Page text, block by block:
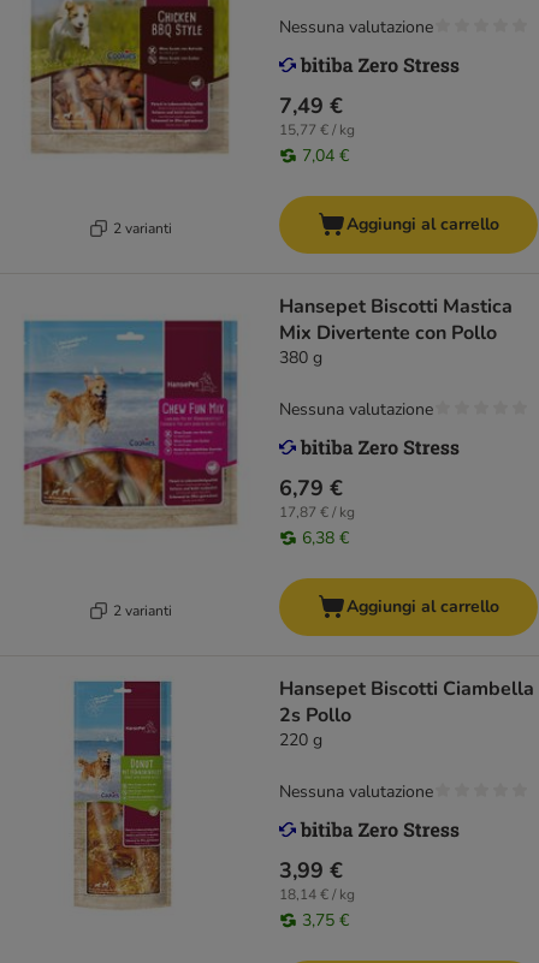
2 varianti
7,49 €
15,77 € / kg
7,04 €
Nessuna valutazione
Aggiungi al carrello
2 varianti
Hansepet Biscotti Mastica
Mix Divertente con Pollo
380 g
6,79 €
17,87 € / kg
6,38 €
Nessuna valutazione
Aggiungi al carrello
Hansepet Biscotti Ciambella
2s Pollo
220 g
3,99 €
18,14 € / kg
3,75 €
Nessuna valutazione